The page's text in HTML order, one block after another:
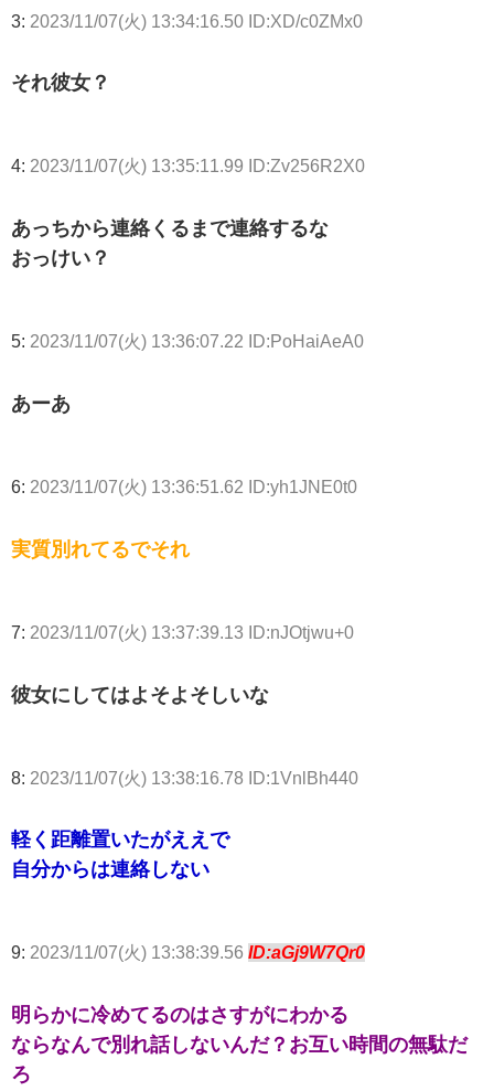
3: 2023/11/07(火) 13:34:16.50 ID:XD/c0ZMx0
それ彼女？
4: 2023/11/07(火) 13:35:11.99 ID:Zv256R2X0
あっちから連絡くるまで連絡するな
おっけい？
5: 2023/11/07(火) 13:36:07.22 ID:PoHaiAeA0
あーあ
6: 2023/11/07(火) 13:36:51.62 ID:yh1JNE0t0
実質別れてるでそれ
7: 2023/11/07(火) 13:37:39.13 ID:nJOtjwu+0
彼女にしてはよそよそしいな
8: 2023/11/07(火) 13:38:16.78 ID:1VnlBh440
軽く距離置いたがええで
自分からは連絡しない
9: 2023/11/07(火) 13:38:39.56 ID:aGj9W7Qr0
明らかに冷めてるのはさすがにわかる
ならなんで別れ話しないんだ？お互い時間の無駄だ
ろ